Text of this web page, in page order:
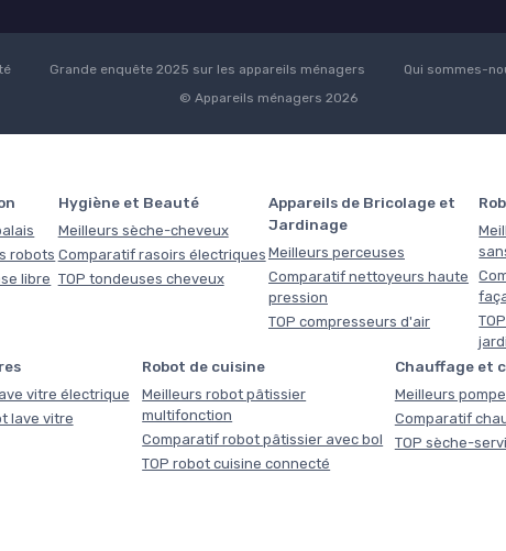
Grande enquête 2025 sur les appareils ménagers Qui sommes-
© Appareils ménagers 2026
robots
libre
Hygiène et Beauté
Meilleurs sèche-cheveux
Comparatif rasoirs électriques
TOP tondeuses cheveux
Appareils de Bricolage et
Jardinage
Meilleurs perceuses
Comparatif nettoyeurs haute
pression
TOP compresseurs d'air
vitre électrique
lave vitre
Robot de cuisine
Meilleurs robot pâtissier
multifonction
Comparatif robot pâtissier avec bol
TOP robot cuisine connecté
Chauffage et
Meilleurs
Comparatif
TOP sèche-